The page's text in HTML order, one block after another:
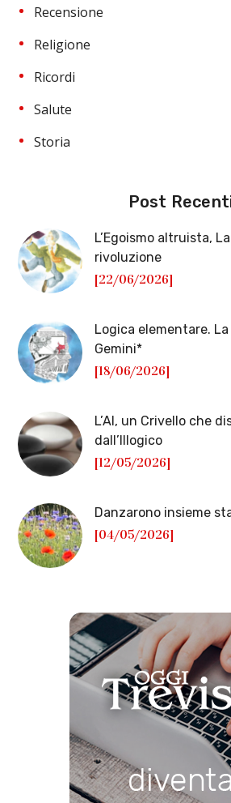
Recensione
Religione
Ricordi
Salute
Storia
Post
L’Egoismo altruista,
rivoluzione
[22/06/2026]
Logica elementare.
Gemini*
[18/06/2026]
L’AI, un Crivello che
dall’Illogico
[12/05/2026]
Danzarono insieme
[04/05/2026]